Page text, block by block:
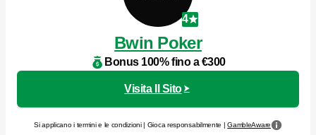
4
Bwin Poker
Bonus 100% fino a €300
Visita Il Sito
Si applicano i termini e le condizioni | Gioca responsabilmente |GambleAware